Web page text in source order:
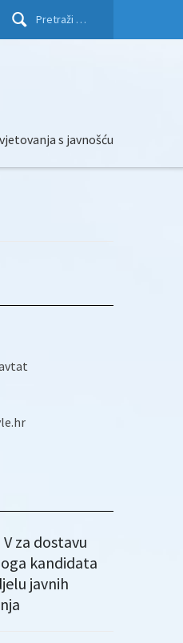
Pretraži:
s javnošću
V za dostavu
kandidata
javnih